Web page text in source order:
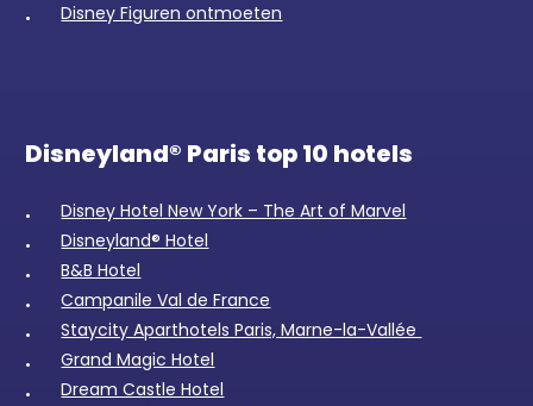
Disney Figuren ontmoeten
Disneyland® Paris top 10 hotels
Disney Hotel New York – The Art of Marvel
Disneyland® Hotel
B&B Hotel
Campanile Val de France
Staycity Aparthotels Paris, Marne-la-Vallée
Grand Magic Hotel
Dream Castle Hotel